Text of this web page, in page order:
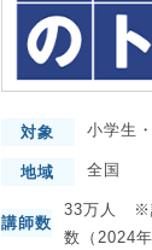
対象 小学生 ・
地域 全国
講師数
33万人 ※
数（2024